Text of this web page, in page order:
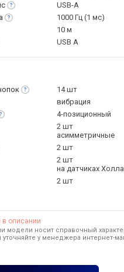
USB-A
1000 Гц (1 мс)
10 м
USB A
14 шт
вибрация
4-позиционный
2 шт
асимметричные
2 шт
2 шт
на датчиках Холла
2 шт
описании
модели носит справочный
у менеджера интернет-